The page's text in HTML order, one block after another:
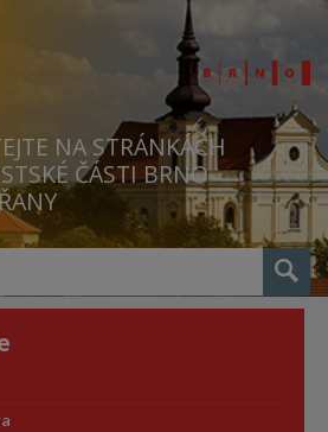
NA STRÁNKÁCH
ČÁSTI BRNO